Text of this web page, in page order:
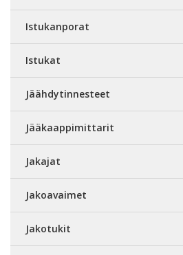
Istukanporat
Istukat
Jäähdytinnesteet
Jääkaappimittarit
Jakajat
Jakoavaimet
Jakotukit